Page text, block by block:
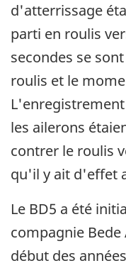
d'atterrissage
parti en roulis
secondes se
roulis et le
les ailerons
contrer le roulis
qu'il y ait d'effet
Le BD5 a été
compagnie
début des